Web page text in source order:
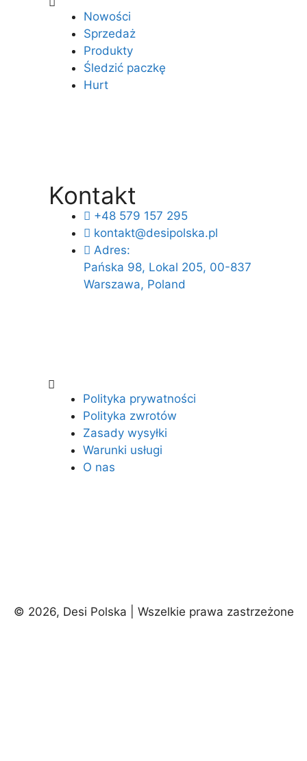
Nowości
Sprzedaż
Produkty
Śledzić paczkę
Hurt
Kontakt
+48 579 157 295
kontakt@desipolska.pl
Adres:
Pańska 98, Lokal 205, 00-837
Warszawa, Poland
Polityka prywatności
Polityka zwrotów
Zasady wysyłki
Warunki usługi
O nas
© 2026, Desi Polska | Wszelkie prawa zastrzeżone